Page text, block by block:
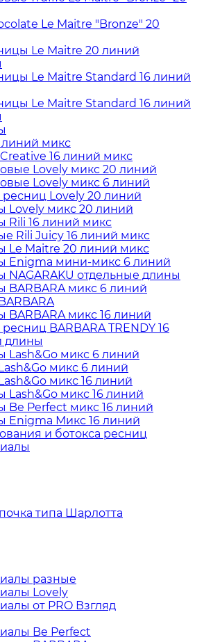
Le Maitre "Bronze" 20
Le Maitre 20 линий
Le Maitre Standard 16 линий
Le Maitre Standard 16 линий
линий микс
16 линий микс
Lovely микс 20 линий
Lovely микс 6 линий
Lovely 20 линий
Lovely микс 20 линий
Rili 16 линий микс
Rili Juicy 16 линий микс
Le Maitre 20 линий микс
Enigma мини-микс 6 линий
отдельные длины
BARBARA микс 6 линий
микс 16 линий
BARBARA TRENDY 16
длины
Lash&Go микс 6 линий
микс 6 линий
микс 16 линий
микс 16 линий
Be Perfect микс 16 линий
Enigma Микс 16 линий
и ботокса ресниц
типа Шарлотта
разные
Lovely
от PRO Взгляд
Be Perfect